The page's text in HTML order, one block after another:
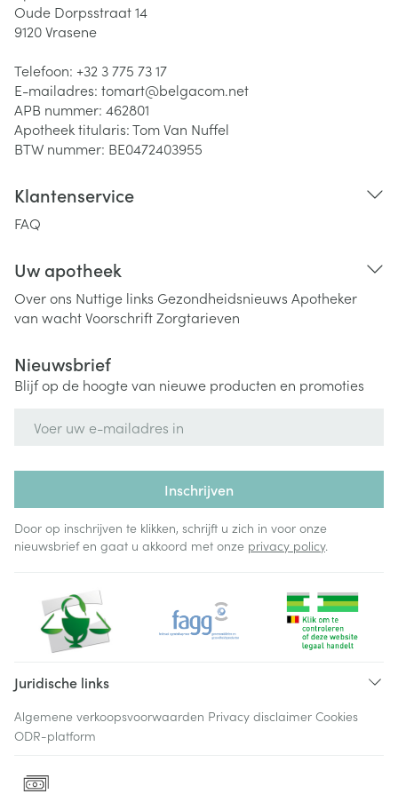
Oude Dorpsstraat 14
9120Vrasene
Telefoon: +32 3 775 73 17
E-mailadres: tomart@belgacom.net
APB nummer: 462801
Apotheek titularis:Tom Van Nuffel
BTW nummer: BE0472403955
Klantenservice
FAQ
Uw apotheek
Over ons Nuttige links Gezondheidsnieuws Apotheker
van wachtVoorschriftZorgtarieven
Nieuwsbrief
Blijf op de hoogte van nieuwe producten en promoties
Inschrijven
Door op inschrijven te klikken, schrijft u zich in voor onze
nieuwsbrief en gaat u akkoord met onze privacy policy.
Juridische links
Algemene verkoopsvoorwaarden Privacy disclaimer Cookies
ODR-platform